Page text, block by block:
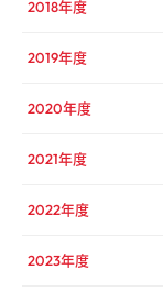
2018年度
2019年度
2020年度
2021年度
2022年度
2023年度